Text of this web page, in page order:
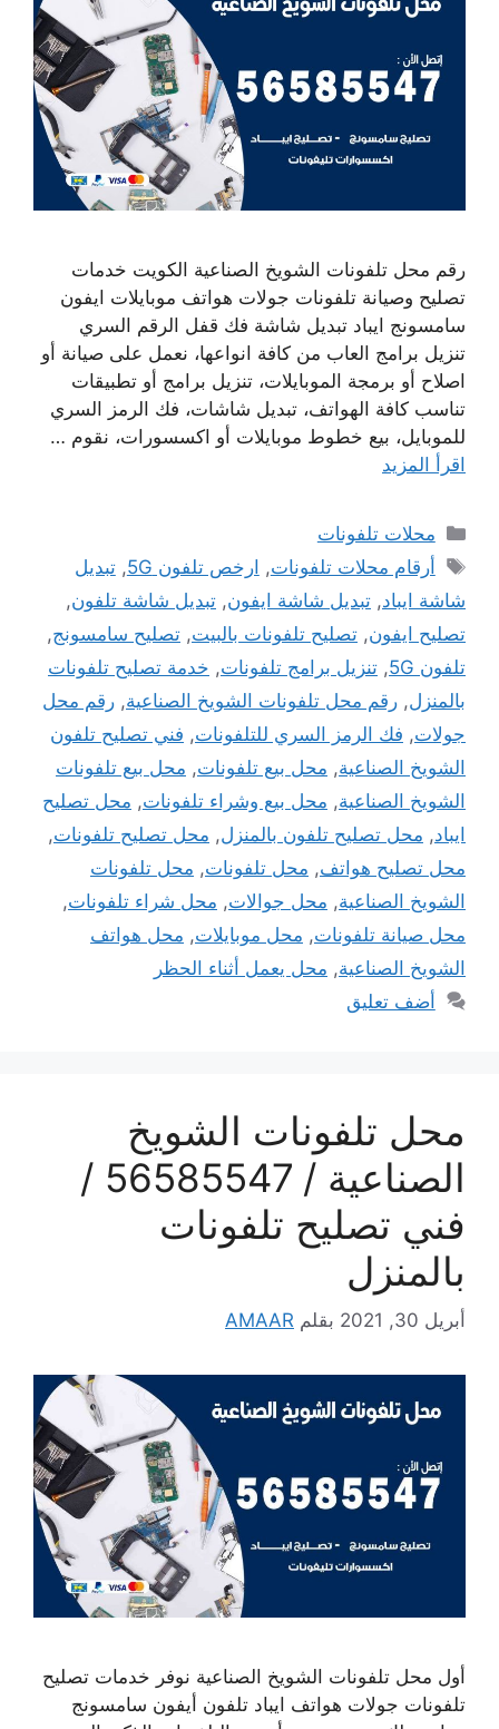
رقم محل تلفونات الشويخ الصناعية الكويت خدمات
تصليح وصيانة تلفونات جولات هواتف موبايلات ايفون
سامسونج ايباد تبديل شاشة فك قفل الرقم السري
تنزيل برامج العاب من كافة انواعها، نعمل على صيانة أو
اصلاح أو برمجة الموبايلات، تنزيل برامج أو تطبيقات
تناسب كافة الهواتف، تبديل شاشات، فك الرمز السري
للموبايل، بيع خطوط موبايلات أو اكسسورات، نقوم …
اقرأ المزيد
التصنيفات
محلات تلفونات
الوسوم
أرقام محلات تلفونات, ارخص تلفون 5G ,تبديل
شاشة ايباد, تبديل شاشة ايفون, تبديل شاشة تلفون,
تصليح ايفون, تصليح تلفونات بالبيت, تصليح سامسونج,
تلفون 5G
, تنزيل برامج تلفونات, خدمة تصليح تلفونات
بالمنزل, رقم محل تلفونات الشويخ الصناعية, رقم محل
جولات, فك الرمز السري للتلفونات, فني تصليح تلفون
الشويخ الصناعية, محل بيع تلفونات, محل بيع تلفونات
الشويخ الصناعية, محل بيع وشراء تلفونات, محل تصليح
ايباد, محل تصليح تلفون بالمنزل, محل تصليح تلفونات,
محل تصليح هواتف, محل تلفونات, محل تلفونات
الشويخ الصناعية, محل جوالات, محل شراء تلفونات,
محل صيانة تلفونات, محل موبايلات, محل هواتف
الشويخ الصناعية, محل يعمل أثناء الحظر
أضف تعليق
محل تلفونات الشويخ
الصناعية / 56585547 /
فني تصليح تلفونات
بالمنزل
أبريل 30, 2021 بقلم AMAAR
أول محل تلفونات الشويخ الصناعية نوفر خدمات تصليح
تلفونات جولات هواتف ايباد تلفون أيفون سامسونج